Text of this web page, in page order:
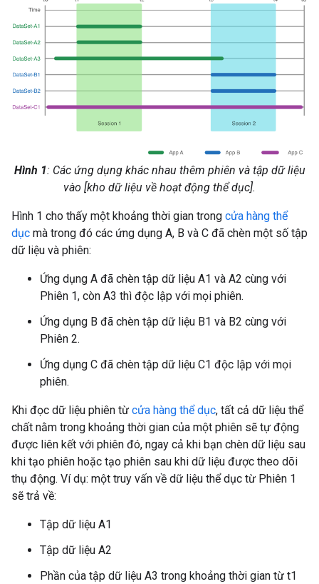
Hình 1: Các ứng dụng khác nhau thêm phiên và tập dữ liệu
vào [kho dữ liệu về hoạt động thể dục].
Hình 1 cho thấy một khoảng thời gian trong cửa hàng thể
dục mà trong đó các ứng dụng A, B và C đã chèn một số tập
dữ liệu và phiên:
Ứng dụng A đã chèn tập dữ liệu A1 và A2 cùng với
Phiên 1, còn A3 thì độc lập với mọi phiên.
Ứng dụng B đã chèn tập dữ liệu B1 và B2 cùng với
Phiên 2.
Ứng dụng C đã chèn tập dữ liệu C1 độc lập với mọi
phiên.
Khi đọc dữ liệu phiên từ cửa hàng thể dục, tất cả dữ liệu thể
chất nằm trong khoảng thời gian của một phiên sẽ tự động
được liên kết với phiên đó, ngay cả khi bạn chèn dữ liệu sau
khi tạo phiên hoặc tạo phiên sau khi dữ liệu được theo dõi
thụ động. Ví dụ: một truy vấn về dữ liệu thể dục từ Phiên 1
sẽ trả về:
Tập dữ liệu A1
Tập dữ liệu A2
Phần của tập dữ liệu A3 trong khoảng thời gian từ t1